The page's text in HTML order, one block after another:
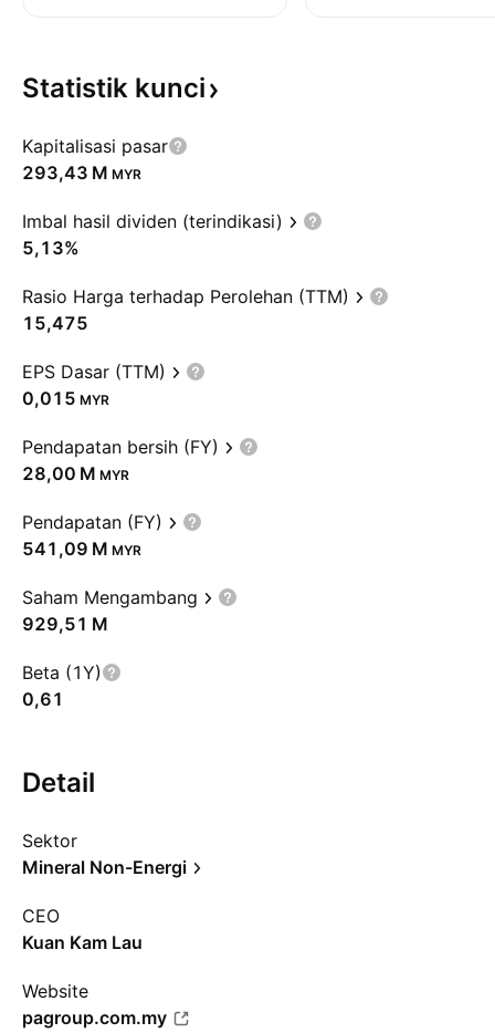
Statistik kunci
Kapitalisasi pasar
‪293,43 M‬ MYR
Imbal hasil dividen (terindikasi)
5,13%
Rasio Harga terhadap Perolehan (TTM)
15,475
EPS Dasar (TTM)
0,015 MYR
Pendapatan bersih (FY)
‪28,00 M‬ MYR
Pendapatan (FY)
‪541,09 M‬ MYR
Saham Mengambang
‪929,51 M‬
Beta (1Y)
0,61
Detail
Sektor
Mineral Non-Energi
CEO
Kuan Kam Lau
Website
pagroup.com.my